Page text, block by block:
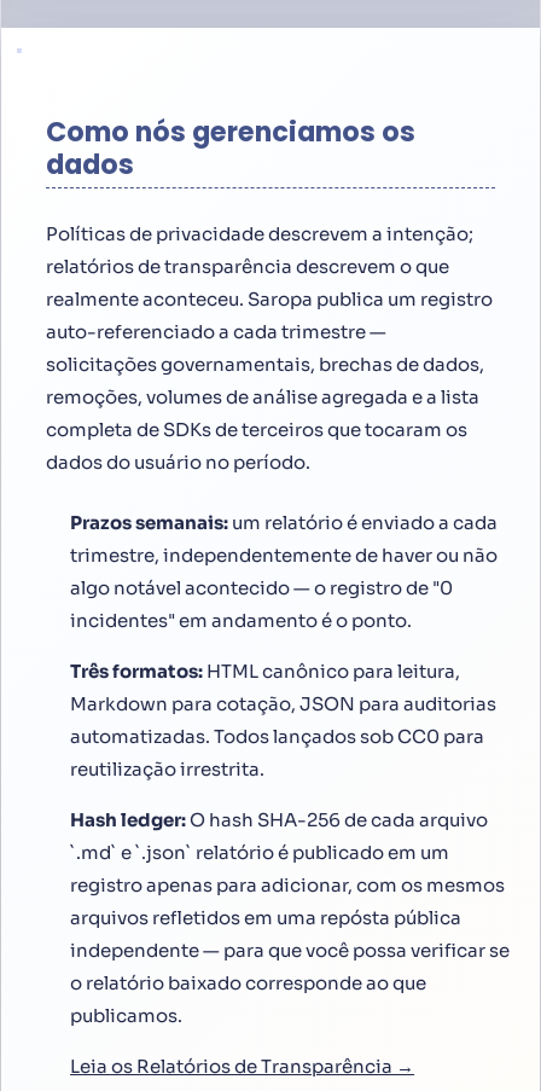
Como nós gerenciamos os
dados
Políticas de privacidade descrevem a intenção;
relatórios de transparência descrevem o que
realmente aconteceu. Saropa publica um registro
auto-referenciado a cada trimestre —
solicitações governamentais, brechas de dados,
remoções, volumes de análise agregada e a lista
completa de SDKs de terceiros que tocaram os
dados do usuário no período.
Prazos semanais: um relatório é enviado a cada
trimestre, independentemente de haver ou não
algo notável acontecido — o registro de "0
incidentes" em andamento é o ponto.
Três formatos: HTML canônico para leitura,
Markdown para cotação, JSON para auditorias
automatizadas. Todos lançados sob CC0 para
reutilização irrestrita.
Hash ledger:O hash SHA-256 de cada arquivo
`.md` e `.json` relatório é publicado em um
registro apenas para adicionar, com os mesmos
arquivos refletidos em uma repósta pública
independente — para que você possa verificar se
o relatório baixado corresponde ao que
publicamos.
Leia os Relatórios de Transparência →